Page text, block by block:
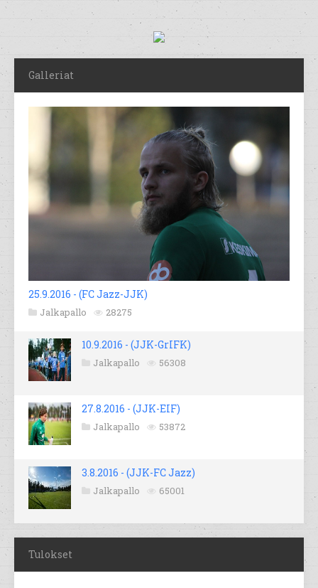
Galleriat
25.9.2016 - (FC Jazz-JJK)
Jalkapallo 28275
10.9.2016 - (JJK-GrIFK)
Jalkapallo 56308
27.8.2016 - (JJK-EIF)
Jalkapallo 53872
3.8.2016 - (JJK-FC Jazz)
Jalkapallo 65001
Tulokset